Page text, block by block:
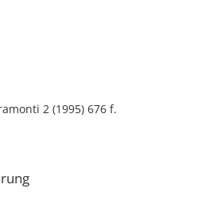
2 (1995) 676 f.